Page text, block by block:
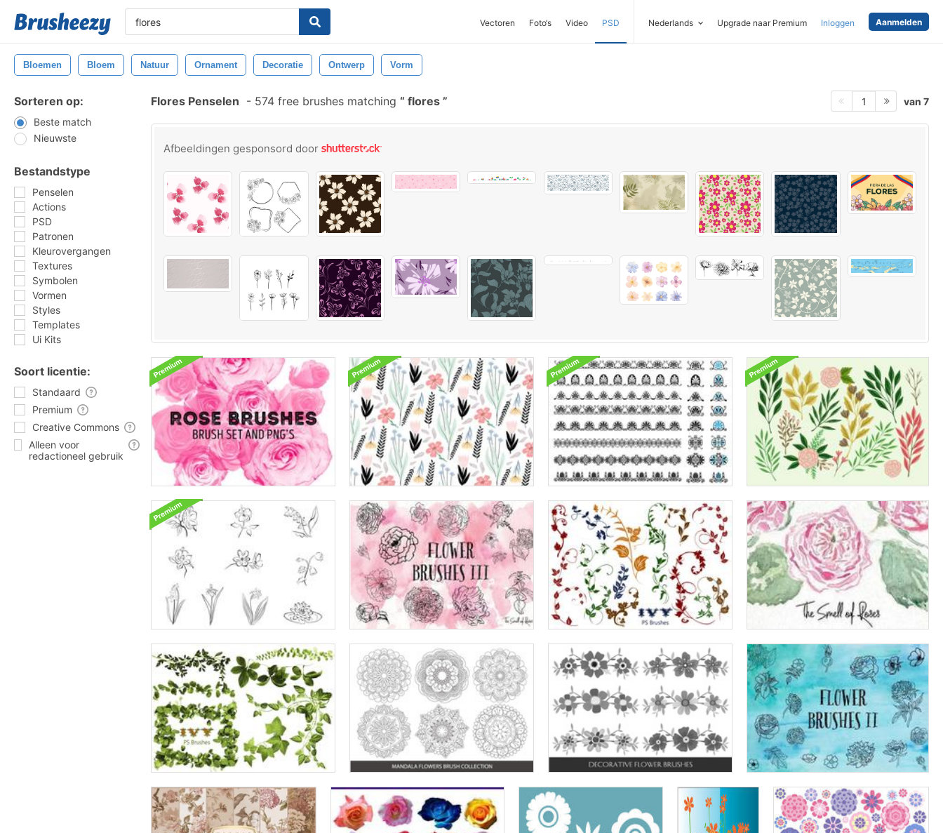
Vectoren Foto‘s Video PSD Nederlands Upgrade naar Premium Inloggen Aanmelden
Bloemen Bloem Natuur Ornament Decoratie Ontwerp Vorm
Sorteren op:
Beste match
Nieuwste
Bestandstype
Penselen
Actions
PSD
Patronen
Kleurovergangen
Textures
Symbolen
Vormen
Styles
Templates
Ui Kits
Soort licentie:
Standaard
Premium
Creative Commons
Alleen voor
redactioneel gebruik
Flores Penselen - 574 free brushes matching flores 1 van 7
Afbeeldingen gesponsord door